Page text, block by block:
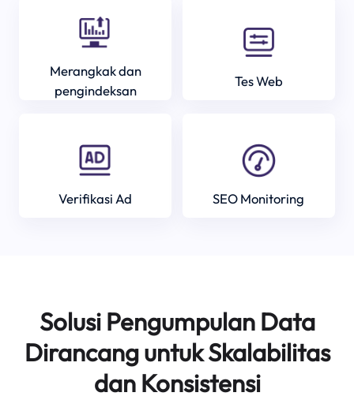
Merangkak dan
pengindeksan
Tes Web
Verifikasi Ad SEO Monitoring
Solusi Pengumpulan Data
Dirancang untuk Skalabilitas
dan Konsistensi